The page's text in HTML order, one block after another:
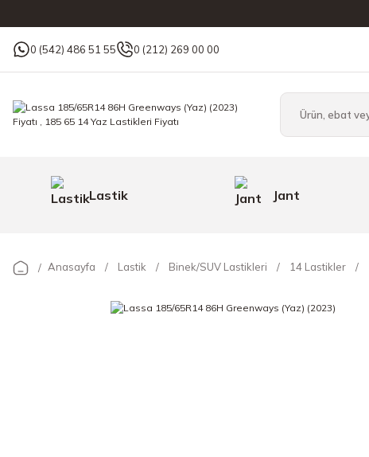
0 (542) 486 51 55 0 (212) 269 00 00
Lastik Jant
Anasayfa Lastik Binek/SUV Lastikleri 14 Lastikler